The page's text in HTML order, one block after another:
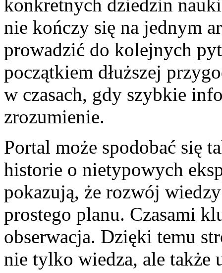
konkretnych dziedzin
nie kończy się na jednym
prowadzić do kolejnych
początkiem dłuższej
w czasach, gdy szybkie
zrozumienie.
Portal może spodobać się
historie o nietypowych
pokazują, że rozwój
prostego planu. Czasami
obserwacja. Dzięki temu
nie tylko wiedza, ale także